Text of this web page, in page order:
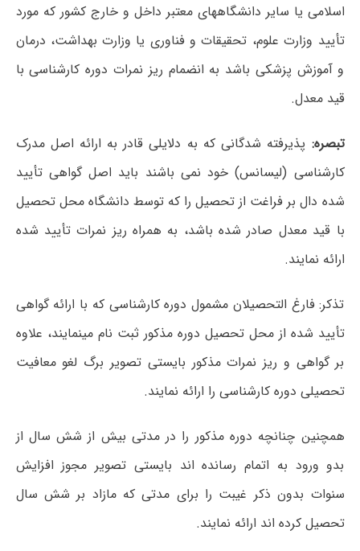
اسلامی یا سایر دانشگاههای معتبر داخل و خارج کشور که مورد
تأیید وزارت علوم، تحقیقات و فناوری یا وزارت بهداشت، درمان
و آموزش پزشکی باشد به انضمام ریز نمرات دوره کارشناسی با
قید معدل.
تبصره: پذیرفته شدگانی که به دلایلی قادر به ارائه اصل مدرک
کارشناسی (لیسانس) خود نمی باشند باید اصل گواهی تأیید
شده دال بر فراغت از تحصیل را که توسط دانشگاه محل تحصیل
با قید معدل صادر شده باشد، به همراه ریز نمرات تأیید شده
ارائه نمایند.
تذکر: فارغ التحصیلان مشمول دوره کارشناسی که با ارائه گواهی
تأیید شده از محل تحصیل دوره مذکور ثبت نام مینمایند، علاوه
بر گواهی و ریز نمرات مذکور بایستی تصویر برگ لغو معافیت
تحصیلی دوره کارشناسی را ارائه نمایند.
همچنین چنانچه دوره مذکور را در مدتی بیش از شش سال از
بدو ورود به اتمام رسانده اند بایستی تصویر مجوز افزایش
سنوات بدون ذکر غیبت را برای مدتی که مازاد بر شش سال
تحصیل کرده اند ارائه نمایند.